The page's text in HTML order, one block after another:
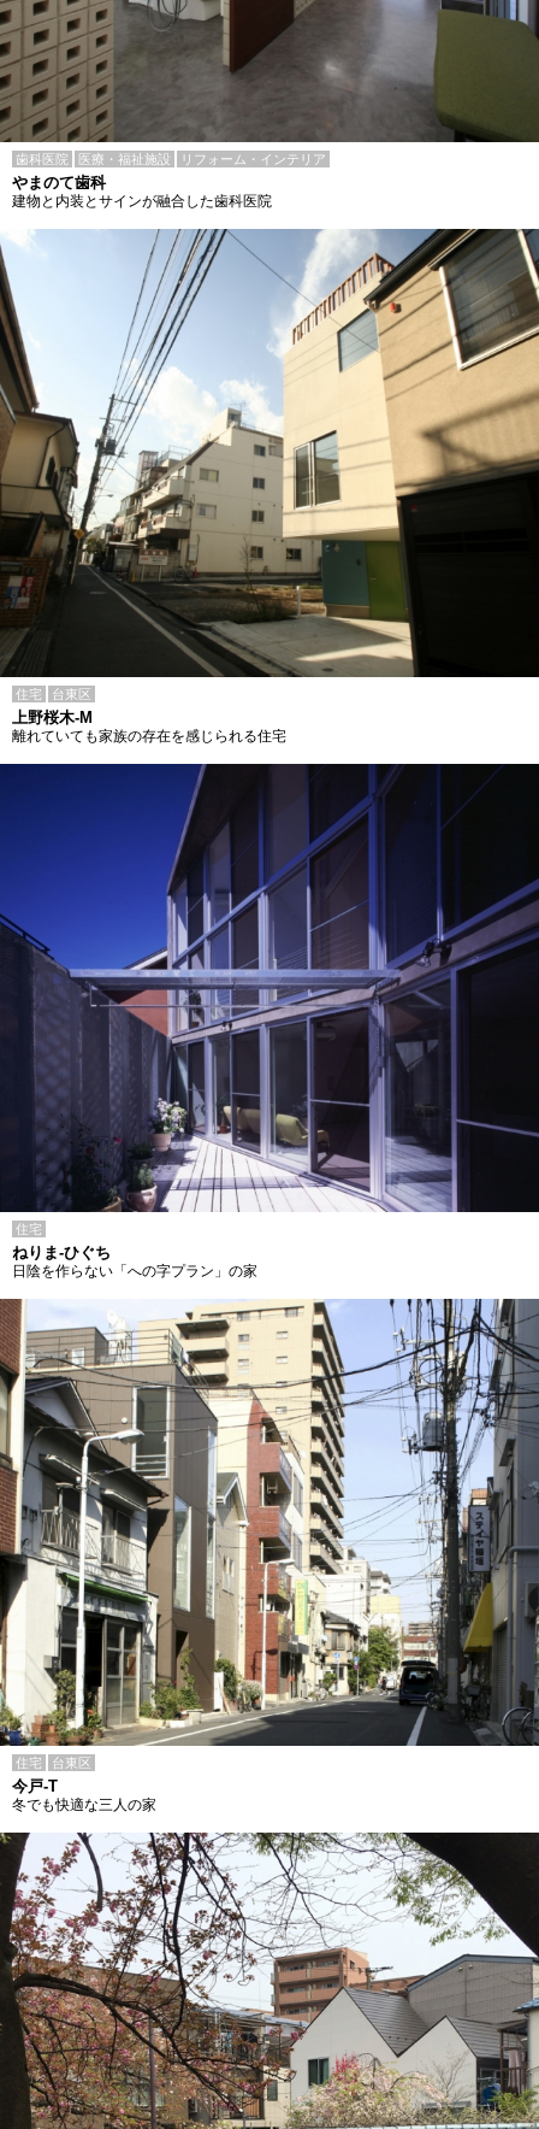
歯科医院 医療・福祉施設 リフォーム・インテリア
やまのて歯科
建物と内装とサインが融合した歯科医院
住宅 台東区
上野桜木-M
離れていても家族の存在を感じられる住宅
住宅
ねりま-ひぐち
日陰を作らない「への字プラン」の家
住宅 台東区
今戸-T
冬でも快適な三人の家